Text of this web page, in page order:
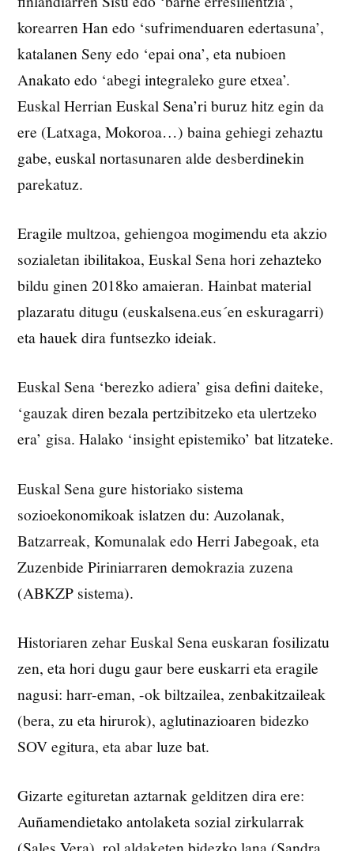
korearren Han edo ‘sufrimenduaren edertasuna’,
katalanen Seny edo ‘epai ona’, eta nubioen
Anakato edo ‘abegi integraleko gure etxea’.
Euskal Herrian Euskal Sena’ri buruz hitz egin da
ere (Latxaga, Mokoroa…) baina gehiegi zehaztu
gabe, euskal nortasunaren alde desberdinekin
parekatuz.
Eragile multzoa, gehiengoa mogimendu eta akzio
sozialetan ibilitakoa, Euskal Sena hori zehazteko
bildu ginen 2018ko amaieran. Hainbat material
plazaratu ditugu (euskalsena.eus´en eskuragarri)
eta hauek dira funtsezko ideiak.
Euskal Sena ‘berezko adiera’ gisa defini daiteke,
‘gauzak diren bezala pertzibitzeko eta ulertzeko
era’ gisa. Halako ‘insight epistemiko’ bat litzateke.
Euskal Sena gure historiako sistema
sozioekonomikoak islatzen du: Auzolanak,
Batzarreak, Komunalak edo Herri Jabegoak, eta
Zuzenbide Piriniarraren demokrazia zuzena
(ABKZP sistema).
Historiaren zehar Euskal Sena euskaran fosilizatu
zen, eta hori dugu gaur bere euskarri eta eragile
nagusi: harr-eman, -ok biltzailea, zenbakitzaileak
(bera, zu eta hirurok), aglutinazioaren bidezko
SOV egitura, eta abar luze bat.
Gizarte egituretan aztarnak gelditzen dira ere:
Auñamendietako antolaketa sozial zirkularrak